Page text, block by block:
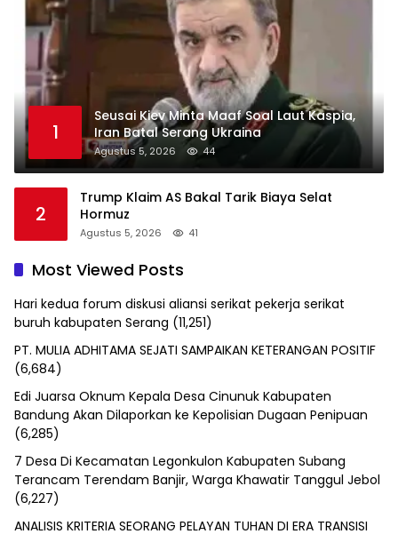
1
Seusai Kiev Minta Maaf Soal Laut Kaspia,
Iran Batal Serang Ukraina
Agustus 5, 2026 44
2
Trump Klaim AS Bakal Tarik Biaya Selat
Hormuz
Agustus 5, 2026 41
Most Viewed Posts
Hari kedua forum diskusi aliansi serikat pekerja serikat
buruh kabupaten Serang (11,251)
PT. MULIA ADHITAMA SEJATI SAMPAIKAN KETERANGAN POSITIF
(6,684)
Edi Juarsa Oknum Kepala Desa Cinunuk Kabupaten
Bandung Akan Dilaporkan ke Kepolisian Dugaan Penipuan
(6,285)
7 Desa Di Kecamatan Legonkulon Kabupaten Subang
Terancam Terendam Banjir, Warga Khawatir Tanggul Jebol
(6,227)
ANALISIS KRITERIA SEORANG PELAYAN TUHAN DI ERA TRANSISI